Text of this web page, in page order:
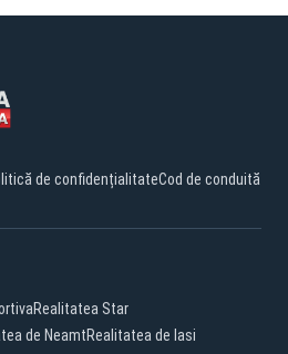
de confidențialitateCod de conduită
Realitatea Star
de NeamtRealitatea de Iasi